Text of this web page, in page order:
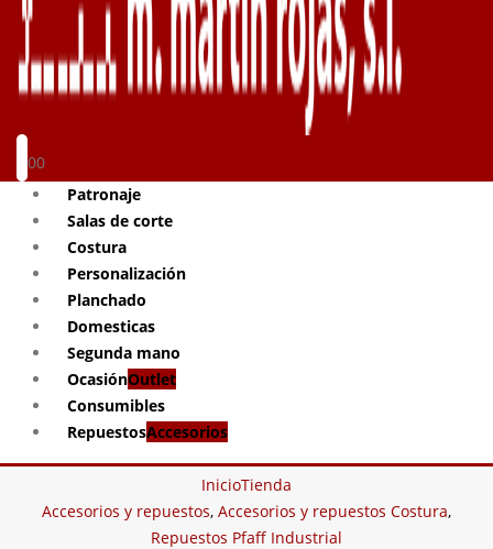
00
Patronaje
Salas de corte
Costura
Personalización
Planchado
Domesticas
Segunda mano
OcasiónOutlet
Consumibles
RepuestosAccesorios
InicioTienda
Accesorios y repuestos, Accesorios y repuestos Costura,
Repuestos Pfaff Industrial